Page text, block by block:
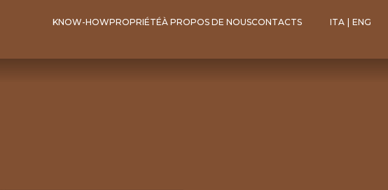
KNOW-HOWPROPRIÉTÉÀ PROPOS DE NOUSCONTACTS ITA ENG